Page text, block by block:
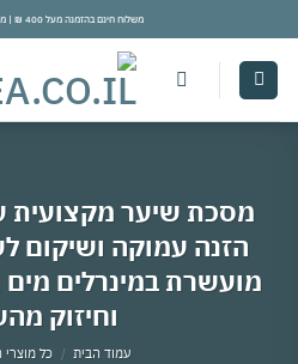
משלוח חינם בהזמנה מעל 400 ₪ | משלוח מהיר לכל הארץ
מסכת שיער מקצועית עם
הזנה עמוקה ושיקום
מועשרת במינרלים מים
וחיזוק
עמוד הבית / כל מוצרי המותג